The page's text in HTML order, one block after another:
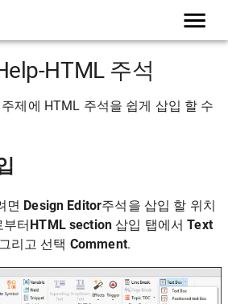
HTML 주석
제에 HTML 주석을 쉽게 삽입 할 수
면 Design Editor주석을 삽입 할 위치
터HTML section 삽입 탭에서Text
그리고 선택 Comment.